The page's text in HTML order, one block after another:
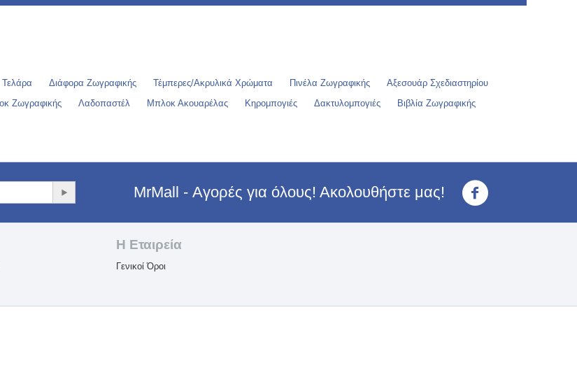
Τελάρα Διάφορα Ζωγραφικής Τέμπερες/Ακρυλικά Χρώματα Πινέλα Ζωγραφικής
Αξεσουάρ Σχεδιαστηρίου
Ζωγραφικής Λαδοπαστέλ Μπλοκ Ακουαρέλας Κηρομπογιές Δακτυλομπογιές
Βιβλία Ζωγραφικής
MrMall - Αγορές για όλους! Ακολουθήστε μας!
Η Εταιρεία​
Γενικοί Όροι